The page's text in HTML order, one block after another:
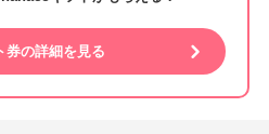
券の詳細を見る